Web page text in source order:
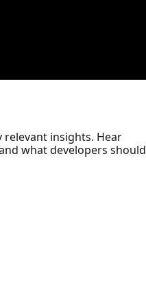
insights. Hear
what developers should